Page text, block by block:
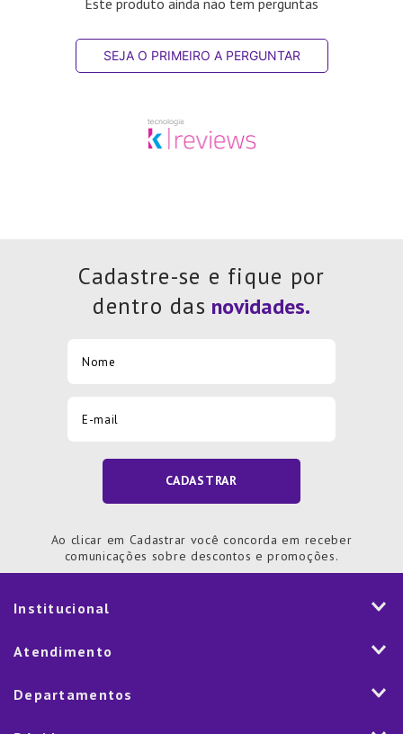
Este produto ainda não tem perguntas
SEJA O PRIMEIRO A PERGUNTAR
Cadastre-se e fique por
dentro das
CADASTRAR
Ao clicar em Cadastrar você concorda em receber
comunicações sobre descontos e promoções.
Institucional
História
Nossas Lojas
Atendimento
Departamentos
Mesa